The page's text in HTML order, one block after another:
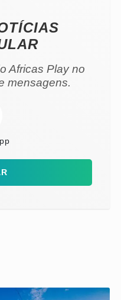
Africas Play no
mensagens.